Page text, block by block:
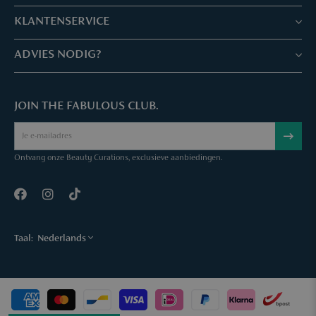
Winkels & Services
Reserveer je afspraak
Over Parfuma
Vacatures
KLANTENSERVICE
Klantenservice & Veelgestelde vragen
Parfuma geschenkbon
Sample Service
ADVIES NODIG?
Mail ons
Bel ons
JOIN THE FABULOUS CLUB.
Ontvang onze Beauty Curations, exclusieve aanbiedingen.
Taal: Nederlands